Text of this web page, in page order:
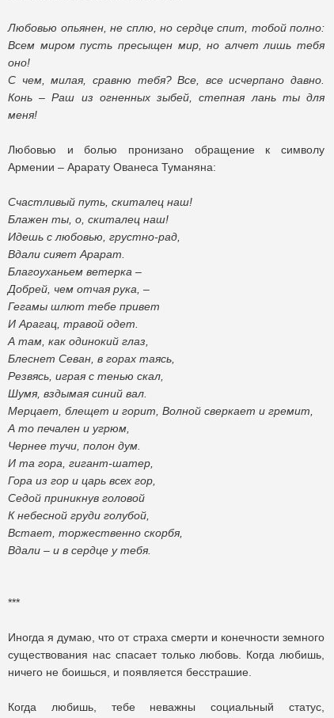
Любовью опьянен, не сплю, но сердце спит, тобой полно:
Всем миром пусть пресыщен мир, но алчет лишь тебя
оно!
С чем, милая, сравню тебя? Все, все исчерпано давно.
Конь – Раш из огненных зыбей, степная лань ты для
меня!
Любовью и болью пронизано обращение к символу
Армении – Арарату Ованеса Туманяна:
Счастливый путь, скиталец наш!
Блажен ты, о, скиталец наш!
Идешь с любовью, грустно-рад,
Вдали сияет Арарат.
Благоуханьем ветерка –
Добрей, чем отчая рука, –
Гегамы шлют тебе привет
И Арагац, травой одет.
А там, как одинокий глаз,
Блеснет Севан, в горах таясь,
Резвясь, играя с тенью скал,
Шумя, вздымая синий вал.
Мерцает, блещет и горит, Волной сверкает и гремит,
А то печален и угрюм,
Чернее тучи, полон дум.
И та гора, гигант-шатер,
Гора из гор и царь всех гор,
Седой приникнув головой
К небесной груди голубой,
Встает, торжественно скорбя,
Вдали – и в сердце у тебя.
***
Иногда я думаю, что от страха смерти и конечности земного
существования нас спасает только любовь. Когда любишь,
ничего не боишься, и появляется бесстрашие.
Когда любишь, тебе неважны социальный статус,